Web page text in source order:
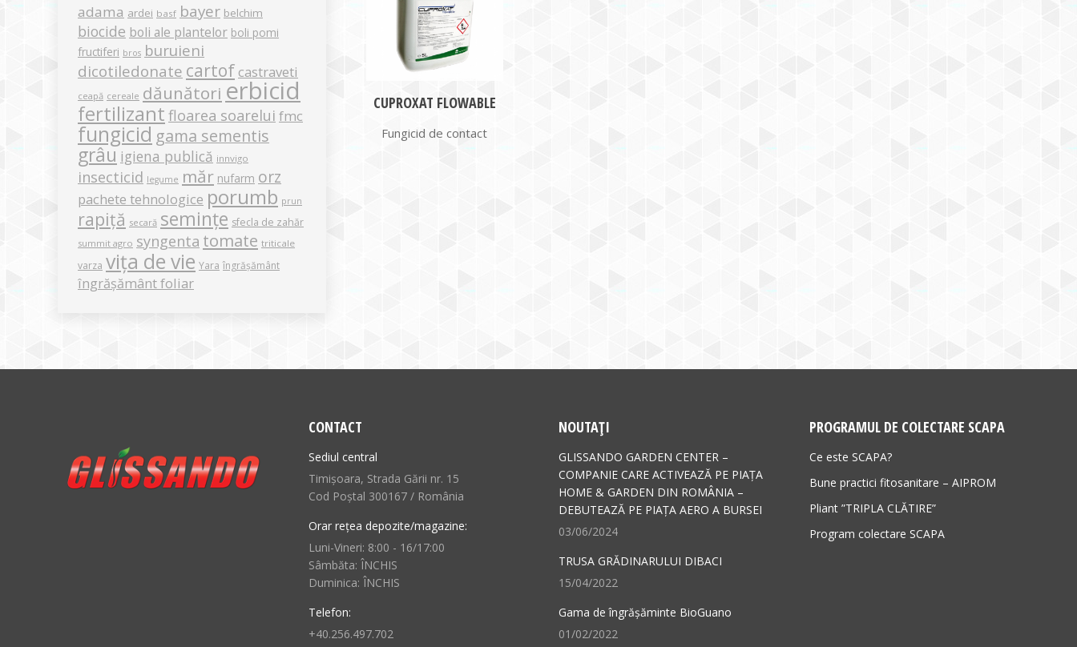
CUPROXAT FLOWABLE
Fungicid de contact
adama ardei basf bayer belchim
biocide boli ale plantelor boli pomi
fructiferi bros buruieni
dicotiledonate cartof castraveti
ceapă cereale dăunători erbicid
fertilizant floarea soarelui fmc
fungicid gama sementis
grâu igiena publică innvigo
insecticid legume măr nufarm orz
pachete tehnologice porumb prun
rapiță secară semințe sfecla de zahăr
summit agro syngenta tomate triticale
varza vița de vie Yara îngrășământ
îngrășământ foliar
CONTACT
Sediul central
Timișoara, Strada Gării nr. 15
Cod Poștal 300167 / România
Orar rețea depozite/magazine:
Luni-Vineri: 8:00 - 16/17:00
Sâmbăta: ÎNCHIS
Duminica: ÎNCHIS
Telefon:
+40.256.497.702
NOUTAȚI
GLISSANDO GARDEN CENTER –
COMPANIE CARE ACTIVEAZĂ PE PIAȚA
HOME & GARDEN DIN ROMÂNIA –
DEBUTEAZĂ PE PIAȚA AERO A BURSEI
03/06/2024
TRUSA GRĂDINARULUI DIBACI
15/04/2022
Gama de îngrășăminte BioGuano
01/02/2022
PROGRAMUL DE COLECTARE SCAPA
Ce este SCAPA?
Bune practici fitosanitare – AIPROM
Pliant ”TRIPLA CLĂTIRE”
Program colectare SCAPA